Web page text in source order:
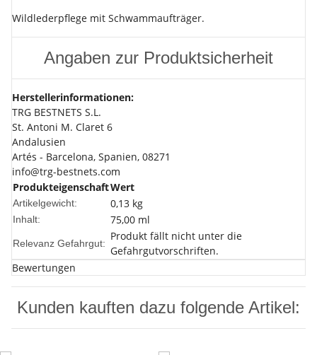
Wildlederpflege mit Schwammaufträger.
Angaben zur Produktsicherheit
Herstellerinformationen:
TRG BESTNETS S.L.
St. Antoni M. Claret 6
Andalusien
Artés - Barcelona, Spanien, 08271
info@trg-bestnets.com
ProdukteigenschaftWert
Artikelgewicht: 0,13 kg
Inhalt: 75,00 ml
Relevanz Gefahrgut:
Produkt fällt nicht unter die
Gefahrgutvorschriften.
Bewertungen
Kunden kauften dazu folgende Artikel: